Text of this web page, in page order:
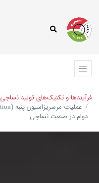
فرآیندها و تکنیک‌های تولید نساجی
دوام در صنعت نساجی